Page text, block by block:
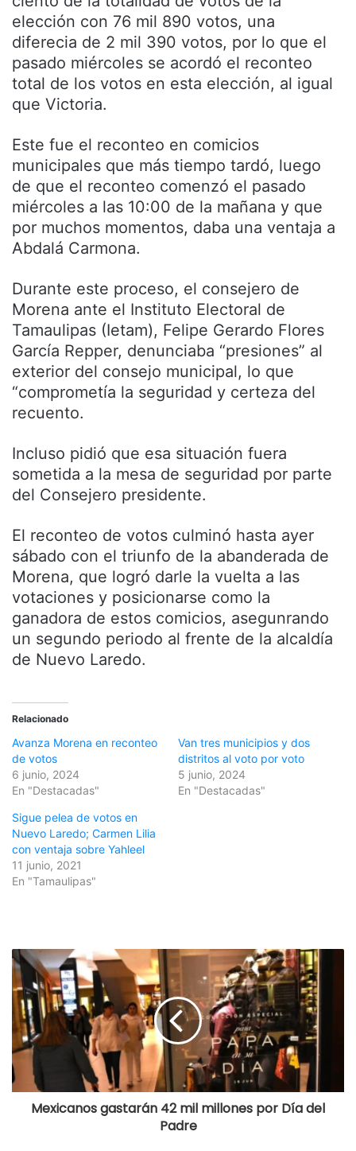
elección con 76 mil 890 votos, una
diferecia de 2 mil 390 votos, por lo que el
pasado miércoles se acordó el reconteo
total de los votos en esta elección, al igual
que Victoria.
Este fue el reconteo en comicios
municipales que más tiempo tardó, luego
de que el reconteo comenzó el pasado
miércoles a las 10:00 de la mañana y que
por muchos momentos, daba una ventaja a
Abdalá Carmona.
Durante este proceso, el consejero de
Morena ante el Instituto Electoral de
Tamaulipas (Ietam), Felipe Gerardo Flores
García Repper, denunciaba “presiones” al
exterior del consejo municipal, lo que
“comprometía la seguridad y certeza del
recuento.
Incluso pidió que esa situación fuera
sometida a la mesa de seguridad por parte
del Consejero presidente.
El reconteo de votos culminó hasta ayer
sábado con el triunfo de la abanderada de
Morena, que logró darle la vuelta a las
votaciones y posicionarse como la
ganadora de estos comicios, asegunrando
un segundo periodo al frente de la alcaldía
de Nuevo Laredo.
Relacionado
Avanza Morena en reconteo
de votos
6 junio, 2024
En "Destacadas"
Van tres municipios y dos
distritos al voto por voto
5 junio, 2024
En "Destacadas"
Sigue pelea de votos en
Nuevo Laredo; Carmen Lilia
con ventaja sobre Yahleel
11 junio, 2021
En "Tamaulipas"
Mexicanos gastarán 42 mil millones por Día del
Padre